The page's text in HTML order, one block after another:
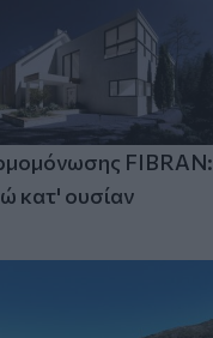
FIBRAN:
κατ' ουσίαν